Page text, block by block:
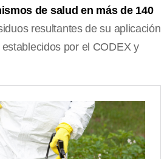
de salud en más de 140
resultantes de su aplicación
por el CODEX y